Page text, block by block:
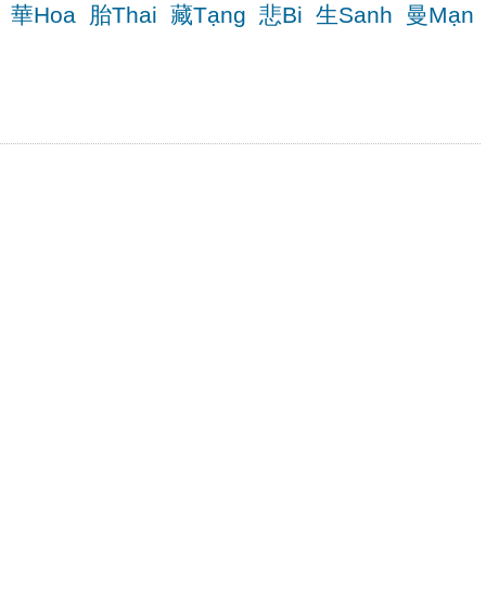
華Hoa 胎Thai 藏Tạng 悲Bi 生Sanh
曼Mạn